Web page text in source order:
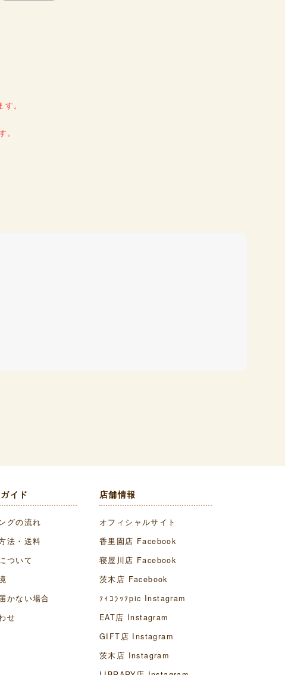
。
イド
グの流れ
法・送料
ついて
かない場合
せ
店舗情報
オフィシャルサイト
香里園店 Facebook
寝屋川店 Facebook
茨木店 Facebook
ﾃｨｺﾗｯﾃpic Instagram
EAT店 Instagram
GIFT店 Instagram
茨木店 Instagram